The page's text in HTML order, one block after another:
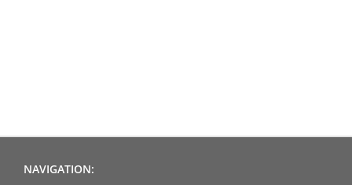
NAVIGATION: